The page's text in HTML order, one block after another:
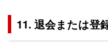
11. 退会または登